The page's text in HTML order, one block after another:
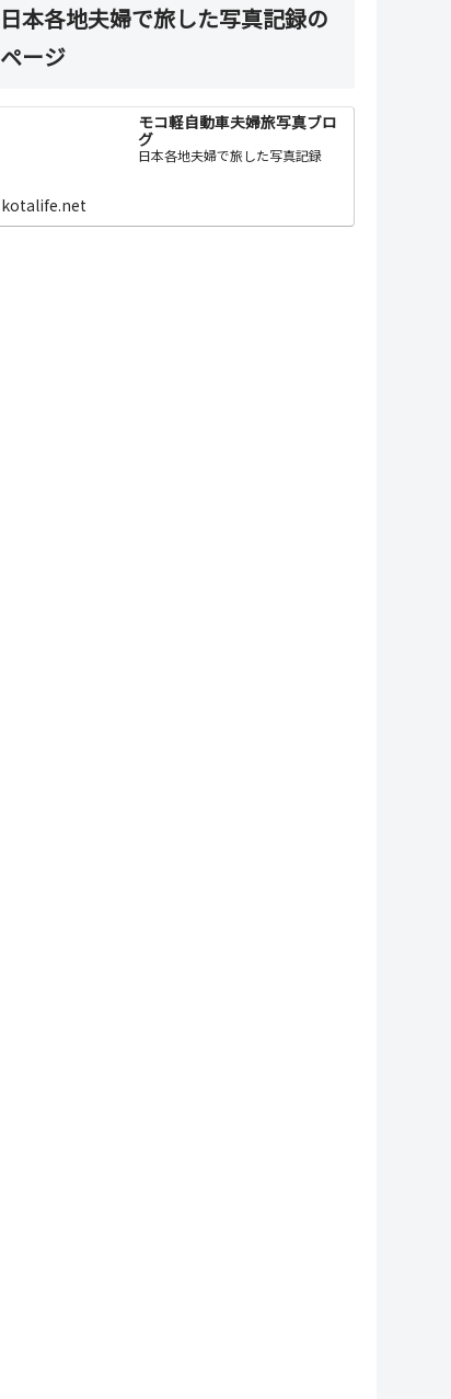
日本各地夫婦で旅した写真記録の
ページ
モコ軽自動車夫婦旅写真ブロ
グ
日本各地夫婦で旅した写真記録
kotalife.net